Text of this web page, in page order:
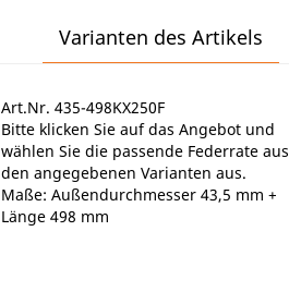
Varianten des Artikels
Art.Nr. 435-498KX250F
Bitte klicken Sie auf das Angebot und
wählen Sie die passende Federrate aus
den angegebenen Varianten aus.
Maße: Außendurchmesser 43,5 mm +
Länge 498 mm